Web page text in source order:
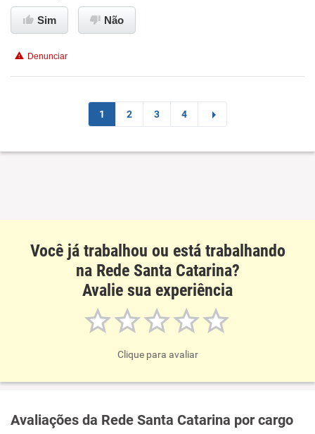
Benefícios
Recomenda esta empresa
Recomenda a diretoria
Sim Não
Denunciar
1 2 3 4
Você já trabalhou ou está trabalhando
na Rede Santa Catarina?
Avalie sua experiência
Clique para avaliar
Avaliações da Rede Santa Catarina por cargo